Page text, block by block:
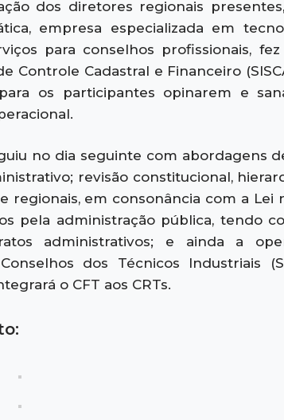
dos diretores regionais
empresa especializada em
para conselhos profissionais,
Controle Cadastral e Financeiro
os participantes opinarem e
no dia seguinte com abordagens
revisão constitucional,
regionais, em consonância com a Lei
pela administração pública, tendo
administrativos; e ainda a
dos Técnicos Industriais
o CFT aos CRTs.